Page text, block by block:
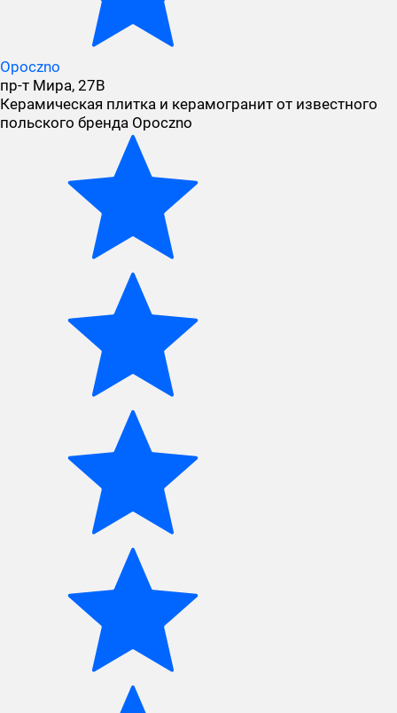
Opoczno
пр-т Мира, 27В
Керамическая плитка и керамогранит от известного
польского бренда Оpoczno